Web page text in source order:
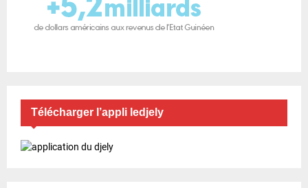
Télécharger l’appli ledjely